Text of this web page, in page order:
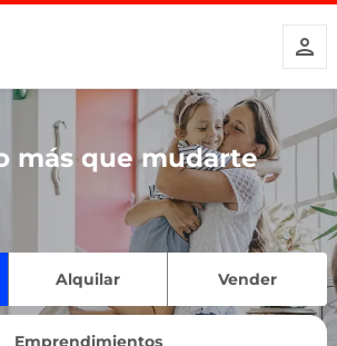
más que mudarte
Alquilar Vender
Emprendimientos